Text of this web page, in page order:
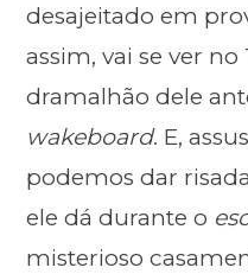
desajeitado em
assim, vai se ver
dramalhão dele
wakeboard. E,
podemos dar
ele dá durante o
misterioso